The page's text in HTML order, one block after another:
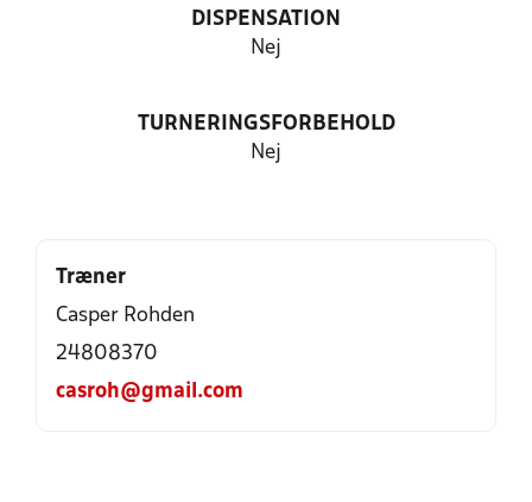
DISPENSATION
Nej
TURNERINGSFORBEHOLD
Nej
Træner
Casper Rohden
24808370
casroh@gmail.com